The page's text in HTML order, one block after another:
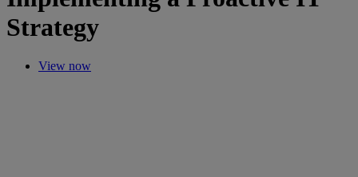
Strategy
View now